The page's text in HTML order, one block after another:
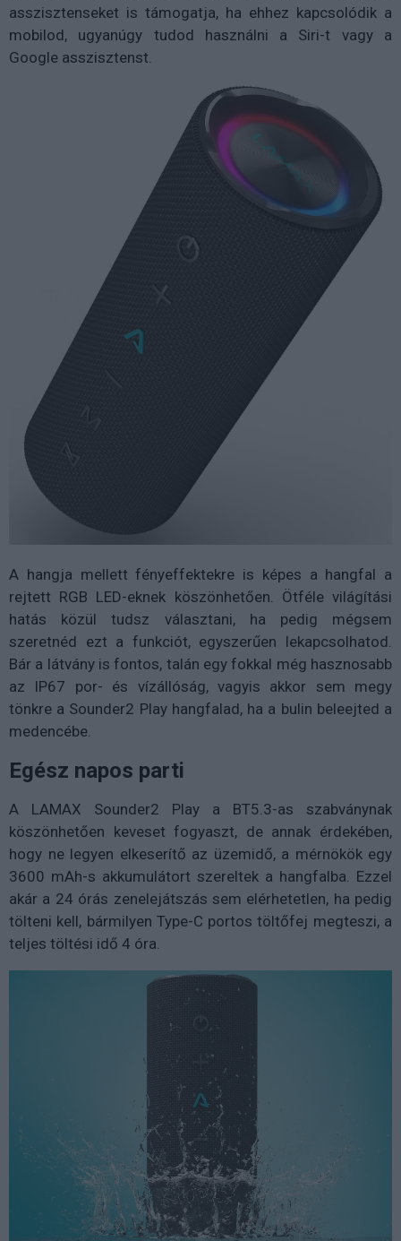
asszisztenseket is támogatja, ha ehhez kapcsolódik a
mobilod, ugyanúgy tudod használni a Siri-t vagy a
Google asszisztenst.
A hangja mellett fényeffektekre is képes a hangfal a
rejtett RGB LED-eknek köszönhetően. Ötféle világítási
hatás közül tudsz választani, ha pedig mégsem
szeretnéd ezt a funkciót, egyszerűen lekapcsolhatod.
Bár a látvány is fontos, talán egy fokkal még hasznosabb
az IP67 por- és vízállóság, vagyis akkor sem megy
tönkre a Sounder2 Play hangfalad, ha a bulin beleejted a
medencébe.
Egész napos parti
A LAMAX Sounder2 Play a BT5.3-as szabványnak
köszönhetően keveset fogyaszt, de annak érdekében,
hogy ne legyen elkeserítő az üzemidő, a mérnökök egy
3600 mAh-s akkumulátort szereltek a hangfalba. Ezzel
akár a 24 órás zenelejátszás sem elérhetetlen, ha pedig
tölteni kell, bármilyen Type-C portos töltőfej megteszi, a
teljes töltési idő 4 óra.